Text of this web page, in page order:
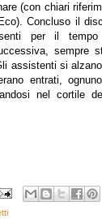
(con chiari
Concluso il
per il tempo
assistenti si
entrati,
nel cortile